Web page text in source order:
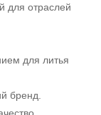
для отраслей
для литья
бренд.